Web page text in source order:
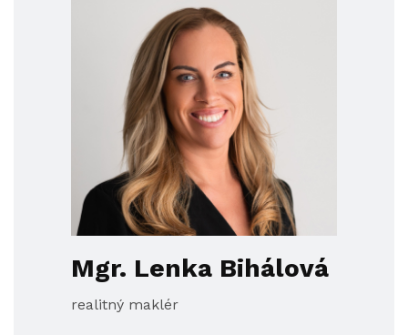
Mgr. Lenka Bihálová
realitný maklér